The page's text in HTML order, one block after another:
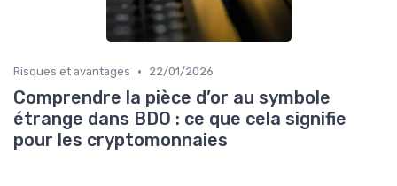
Risques et avantages • 22/01/2026
Comprendre la pièce d’or au symbole
étrange dans BDO : ce que cela signifie
pour les cryptomonnaies